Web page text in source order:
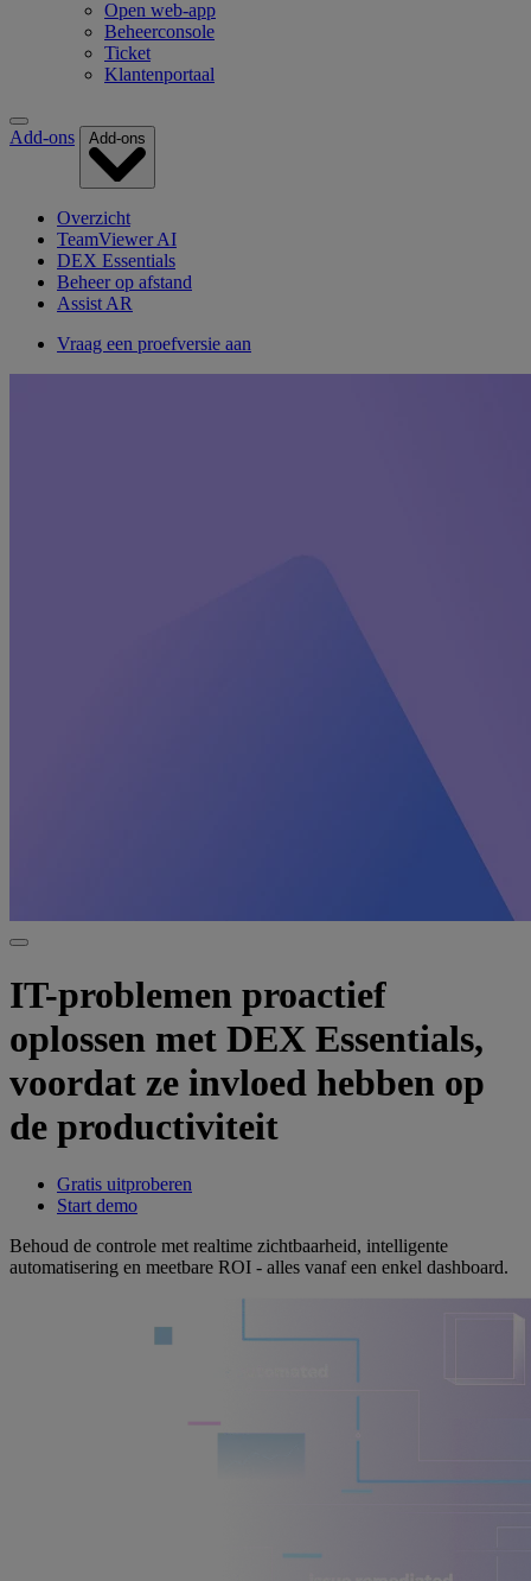
Open web-app
Beheerconsole
Ticket
Klantenportaal
Add-ons Add-ons
Overzicht
TeamViewer AI
DEX Essentials
Beheer op afstand
Assist AR
Vraag een proefversie aan
IT-problemen proactief
oplossen met DEX Essentials,
voordat ze invloed hebben op
de productiviteit
Gratis uitproberen
Start demo
Behoud de controle met realtime zichtbaarheid, intelligente
automatisering en meetbare ROI - alles vanaf een enkel dashboard.